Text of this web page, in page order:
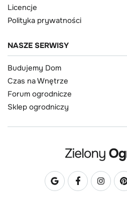
Licencje
Polityka prywatności
NASZE SERWISY
Budujemy Dom
Czas na Wnętrze
Forum ogrodnicze
Sklep ogrodniczy